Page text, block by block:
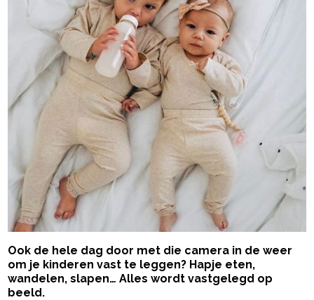
Ook de hele dag door met die camera in de weer
om je kinderen vast te leggen? Hapje eten,
wandelen, slapen… Alles wordt vastgelegd op
beeld.